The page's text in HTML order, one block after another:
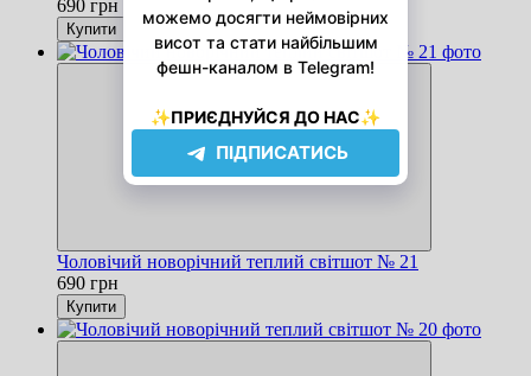
690 грн
Купити
Чоловічий новорічний теплий світшот № 21
690 грн
Купити